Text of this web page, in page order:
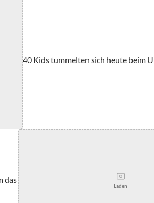
40 Kids tummelten sich heute beim
das
Laden